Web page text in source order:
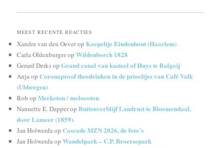
MEEST RECENTE REACTIES
Xandra van den OeveropKoepeltje Eindenhout (Haarlem)
Carla OldenburgeropWildenborch 1828
Gerard DerksopGrand canal van kasteel of Huys te Balgoij
AnjaopCoronaproof theedrinken in de prieeltjes van Café Valk
(Ubbergen)
Rob opMerketon / melocoton
Nannette E. DapperopBuitenverblijf Landrust te Bloemendaal,
door Lameer (1859).
Jan HolwerdaopCascade MZN 2026, de foto’s
Jan HolwerdaopWandelpark – C.P. Broersepark